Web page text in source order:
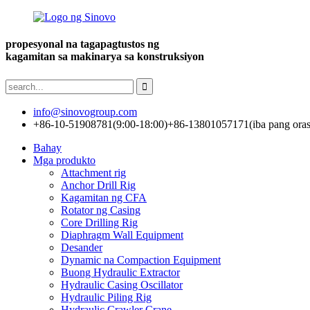
propesyonal na tagapagtustos ng
kagamitan sa makinarya sa konstruksiyon
info@sinovogroup.com
+86-10-51908781(9:00-18:00)+86-13801057171(iba pang
Bahay
Mga produkto
Attachment rig
Anchor Drill Rig
Kagamitan ng CFA
Rotator ng Casing
Core Drilling Rig
Diaphragm Wall Equipment
Desander
Dynamic na Compaction Equipment
Buong Hydraulic Extractor
Hydraulic Casing Oscillator
Hydraulic Piling Rig